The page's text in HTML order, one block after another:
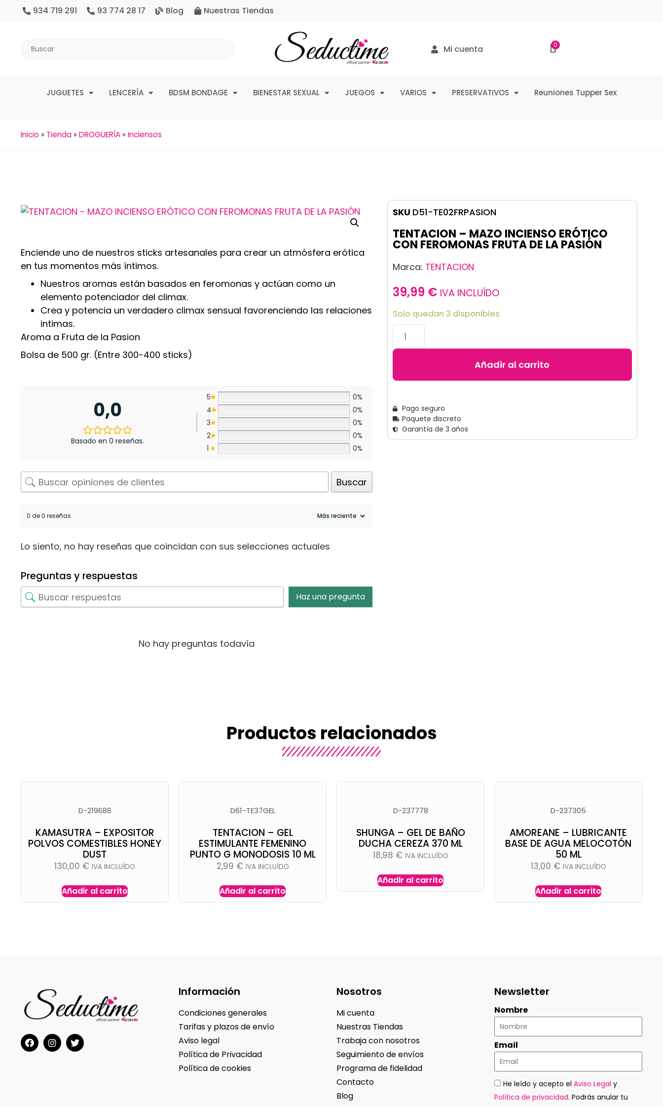
934 719 291 93 774 28 17 Blog Nuestras Tiendas
Mi cuenta 0
JUGUETES LENCERÍA BDSM BONDAGE BIENESTAR SEXUAL JUEGOS VARIOS PRESERVATIVOS Reuniones Tupper Sex
Inicio » Tienda »DROGUERÍA »Inciensos
Enciende uno de nuestros sticks artesanales para crear un atmósfera erótica
en tus momentos más íntimos.
Nuestros aromas están basados en feromonas y actúan como un
elemento potenciador del climax.
Crea y potencia un verdadero climax sensual favorenciendo las relaciones
intimas.
Aroma a Fruta de la Pasion
Bolsa de 500 gr. (Entre 300-400 sticks)
0,0
Basado en 0 reseñas.
5
0%
4
0%
3
0%
2
0%
1
0%
Buscar
0 de 0 reseñas
Lo siento, no hay reseñas que coincidan con sus selecciones actuales
Preguntas y respuestas
Haz una pregunta
No hay preguntas todavía
SKU D51-TE02FRPASION
TENTACION – MAZO INCIENSO ERÓTICO
CON FEROMONAS FRUTA DE LA PASIÓN
Marca: TENTACION
39,99 € IVA INCLUÍDO
Solo quedan 3 disponibles
Añadir al carrito
Pago seguro
Paquete discreto
Garantía de 3 años
Productos relacionados
D-219686
KAMASUTRA – EXPOSITOR
POLVOS COMESTIBLES HONEY
DUST
130,00 € IVA INCLUÍDO
Añadir al carrito
D61-TE37GEL
TENTACION – GEL
ESTIMULANTE FEMENINO
PUNTO G MONODOSIS 10 ML
2,99 € IVA INCLUÍDO
Añadir al carrito
D-237778
SHUNGA – GEL DE BAÑO
DUCHA CEREZA 370 ML
18,98 € IVA INCLUÍDO
Añadir al carrito
D-237305
AMOREANE – LUBRICANTE
BASE DE AGUA MELOCOTÓN
50 ML
13,00 € IVA INCLUÍDO
Añadir al carrito
Información
Condiciones generales
Tarifas y plazos de envío
Aviso legal
Política de Privacidad
Política de cookies
Nosotros
Mi cuenta
Nuestras Tiendas
Trabaja con nosotros
Seguimiento de envíos
Programa de fidelidad
Contacto
Blog
Newsletter
Nombre
Email
He leído y acepto el Aviso Legal y
Política de privacidad. Podrás anular tu